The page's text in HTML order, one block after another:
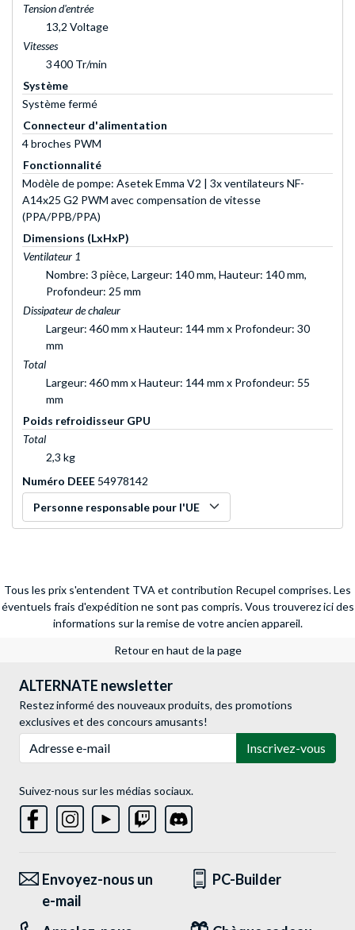
Tension d'entrée
13,2 Voltage
Vitesses
3 400 Tr/min
Système
Système fermé
Connecteur d'alimentation
4 broches PWM
Fonctionnalité
Modèle de pompe: Asetek Emma V2 | 3x ventilateurs NF-
A14x25 G2 PWM avec compensation de vitesse
(PPA/PPB/PPA)
Dimensions (LxHxP)
Ventilateur 1
Nombre: 3 pièce, Largeur: 140 mm, Hauteur: 140 mm,
Profondeur: 25 mm
Dissipateur de chaleur
Largeur: 460 mm x Hauteur: 144 mm x Profondeur: 30
mm
Total
Largeur: 460 mm x Hauteur: 144 mm x Profondeur: 55
mm
Poids refroidisseur GPU
Total
2,3 kg
Numéro DEEE 54978142
Personne responsable pour l'UE
Tous les prix s'entendent TVA et contribution Recupel comprises. Les
éventuels frais d'expédition ne sont pas compris. Vous trouverez ici des
informations sur la remise de votre ancien appareil.
Retour en haut de la page
ALTERNATE newsletter
Restez informé des nouveaux produits, des promotions
exclusives et des concours amusants!
Inscrivez-vous
Suivez-nous sur les médias sociaux.
Envoyez-nous un
e-mail
PC-Builder